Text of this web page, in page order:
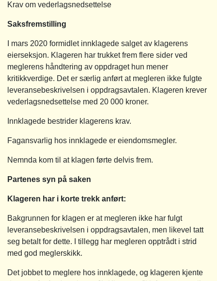
Krav om vederlagsnedsettelse
Saksfremstilling
I mars 2020 formidlet innklagede salget av klagerens
eierseksjon. Klageren har trukket frem flere sider ved
meglerens håndtering av oppdraget hun mener
kritikkverdige. Det er særlig anført at megleren ikke fulgte
leveransebeskrivelsen i oppdragsavtalen. Klageren krever
vederlagsnedsettelse med 20 000 kroner.
Innklagede bestrider klagerens krav.
Fagansvarlig hos innklagede er eiendomsmegler.
Nemnda kom til at klagen førte delvis frem.
Partenes syn på saken
Klageren har i korte trekk anført:
Bakgrunnen for klagen er at megleren ikke har fulgt
leveransebeskrivelsen i oppdragsavtalen, men likevel tatt
seg betalt for dette. I tillegg har megleren opptrådt i strid
med god meglerskikk.
Det jobbet to meglere hos innklagede, og klageren kjente